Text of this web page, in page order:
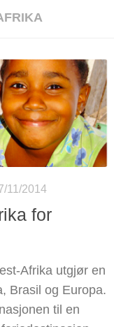
11/2014
for
Afrika utgjør en
Brasil og Europa.
til en